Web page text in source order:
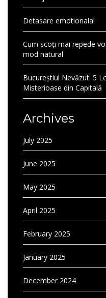
Detasare emotionala!
Cum scoți mai repede
mod natural
Bucureștiul Nevăzut: 5
Misterioase din Capitală
Archives
July 2025
June 2025
May 2025
April 2025
February 2025
January 2025
December 2024